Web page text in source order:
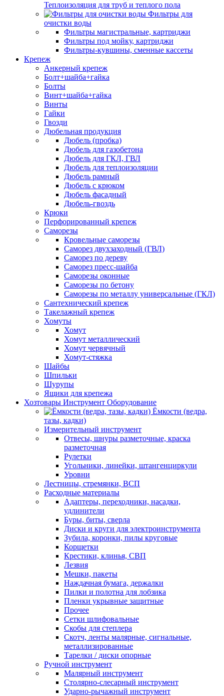
Теплоизоляция для труб и теплого пола
Фильтры для
очистки воды
Фильтры магистральные, картриджи
Фильтры под мойку, картриджи
Фильтры-кувшины, сменные кассеты
Крепеж
Анкерный крепеж
Болт+шайба+гайка
Болты
Винт+шайба+гайка
Винты
Гайки
Гвозди
Дюбельная продукция
Дюбель (пробка)
Дюбель для газобетона
Дюбель для ГКЛ, ГВЛ
Дюбель для теплоизоляции
Дюбель рамный
Дюбель с крюком
Дюбель фасадный
Дюбель-гвоздь
Крюки
Перфорированный крепеж
Саморезы
Кровельные саморезы
Саморез двухзаходный (ГВЛ)
Саморез по дереву
Саморез пресс-шайба
Саморезы оконные
Саморезы по бетону
Саморезы по металлу универсальные (ГКЛ)
Сантехнический крепеж
Такелажный крепеж
Хомуты
Хомут
Хомут металлический
Хомут червячный
Хомут-стяжка
Шайбы
Шпильки
Шурупы
Ящики для крепежа
Хозтовары Инструмент Оборудование
Ёмкости (ведра,
тазы, кадки)
Измерительный инструмент
Отвесы, шнуры разметочные, краска
разметочная
Рулетки
Угольники, линейки, штангенциркули
Уровни
Лестницы, стремянки, ВСП
Расходные материалы
Адаптеры, переходники, насадки,
удлинители
Буры, биты, сверла
Диски и круги для электроинструмента
Зубила, коронки, пилы круговые
Корщетки
Крестики, клинья, СВП
Лезвия
Мешки, пакеты
Наждачная бумага, держалки
Пилки и полотна для лобзика
Пленки укрывные защитные
Прочее
Сетки шлифовальные
Скобы для степлера
Скотч, ленты малярные, сигнальные,
металлизированные
Тарелки / диски опорные
Ручной инструмент
Малярный инструмент
Столярно-слесарный инструмент
Ударно-рычажный инструмент